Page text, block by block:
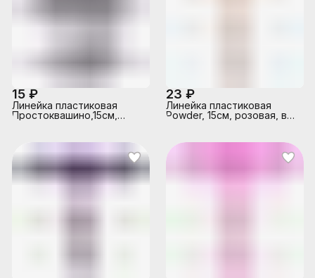
15 ₽
Линейка пластиковая
Простоквашино,15см,
23 ₽
Линейка пластиковая
Powder, 15см, розовая, во